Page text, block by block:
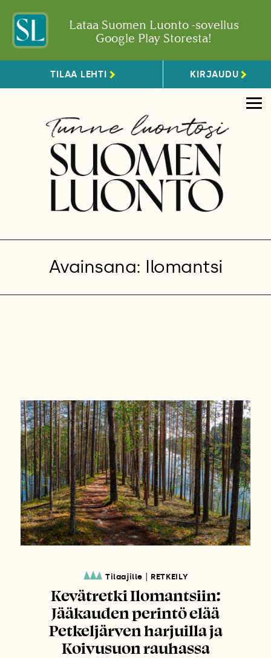
Lataa Suomen Luonto -sovellus
Google Play Storesta!
TILAA LEHTI KIRJAUDU
Avainsana: Ilomantsi
Tilaajille RETKEILY
Kevätretki Ilomantsiin:
Jääkauden perintö elää
Petkeljärven harjuilla ja
Koivusuon rauhassa